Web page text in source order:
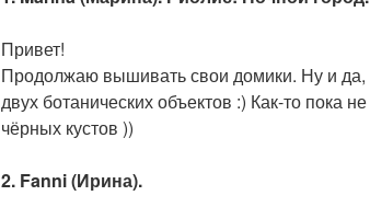
Привет!
Продолжаю вышивать свои домики. Ну и да,
двух ботанических объектов :) Как-то пока
чёрных кустов ))
2. Fanni (Ирина).